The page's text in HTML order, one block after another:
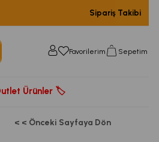
Sipariş Takibi
Favorilerim Sepetim
Ürünler 🏷️
< < Önceki Sayfaya Dön